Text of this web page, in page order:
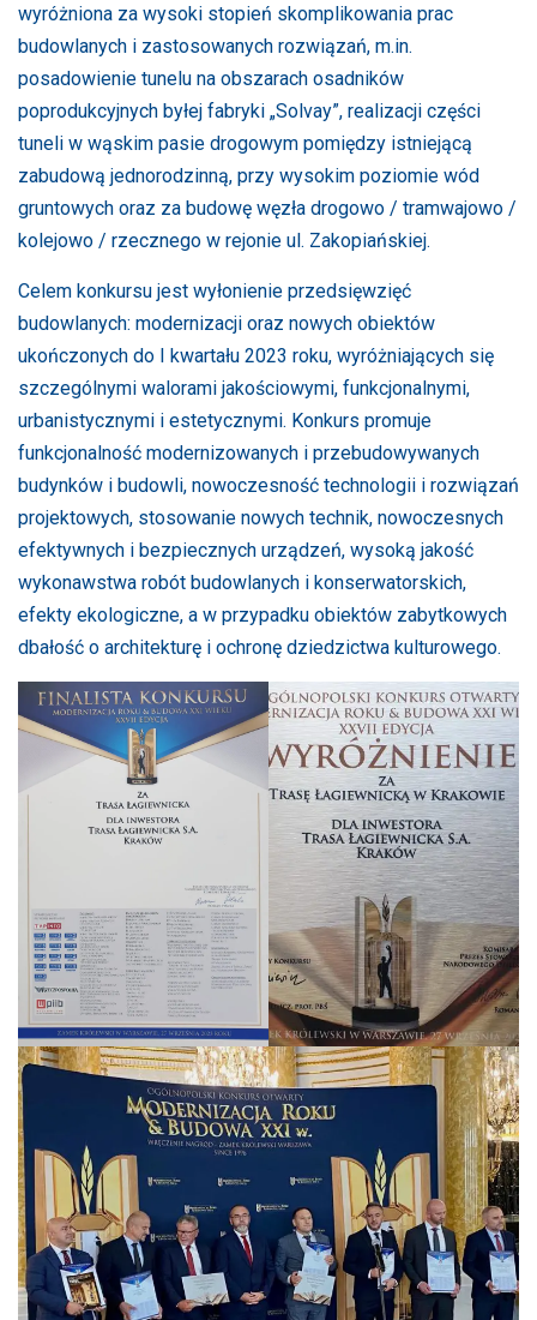
wyróżniona za wysoki stopień skomplikowania prac
budowlanych i zastosowanych rozwiązań, m.in.
posadowienie tunelu na obszarach osadników
poprodukcyjnych byłej fabryki „Solvay”, realizacji części
tuneli w wąskim pasie drogowym pomiędzy istniejącą
zabudową jednorodzinną, przy wysokim poziomie wód
gruntowych oraz za budowę węzła drogowo / tramwajowo /
kolejowo / rzecznego w rejonie ul. Zakopiańskiej.
Celem konkursu jest wyłonienie przedsięwzięć
budowlanych: modernizacji oraz nowych obiektów
ukończonych do I kwartału 2023 roku, wyróżniających się
szczególnymi walorami jakościowymi, funkcjonalnymi,
urbanistycznymi i estetycznymi. Konkurs promuje
funkcjonalność modernizowanych i przebudowywanych
budynków i budowli, nowoczesność technologii i rozwiązań
projektowych, stosowanie nowych technik, nowoczesnych
efektywnych i bezpiecznych urządzeń, wysoką jakość
wykonawstwa robót budowlanych i konserwatorskich,
efekty ekologiczne, a w przypadku obiektów zabytkowych
dbałość o architekturę i ochronę dziedzictwa kulturowego.